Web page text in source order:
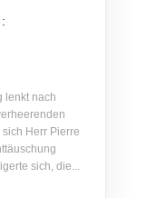
lenkt nach
Herr Pierre
sich, die...